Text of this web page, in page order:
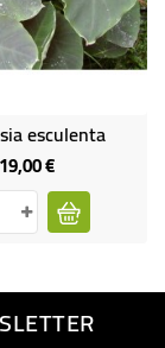
esculenta
19,00 €Prix